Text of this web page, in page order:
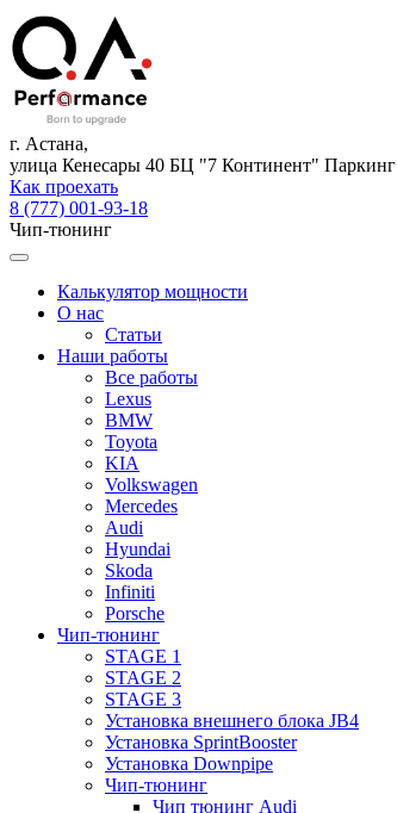
г. Астана,
улица Кенесары 40 БЦ "7 Континент" Паркинг
Как проехать
8 (777) 001-93-18
Чип-тюнинг
Калькулятор мощности
О нас
Статьи
Наши работы
Все работы
Lexus
BMW
Toyota
KIA
Volkswagen
Mercedes
Audi
Hyundai
Skoda
Infiniti
Porsche
Чип-тюнинг
STAGE 1
STAGE 2
STAGE 3
Установка внешнего блока JB4
Установка SprintBooster
Установка Downpipe
Чип-тюнинг
Чип тюнинг Audi